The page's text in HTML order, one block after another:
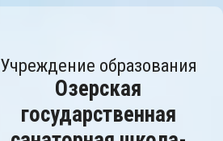
Учреждение образования
Озерская
государственная